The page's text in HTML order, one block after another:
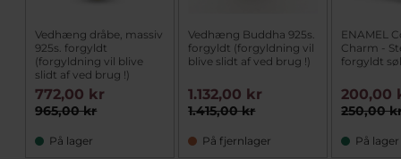
Vedhæng dråbe, massiv
925s. forgyldt
(forgyldning vil blive
slidt af ved brug !)
965,00 kr
772,00 kr
På lager
Vedhæng Buddha 925s.
forgyldt (forgyldning vil
blive slidt af ved brug !)
1.415,00 kr
1.132,00 kr
På fjernlager
ENAMEL
Charm -
forgyldt
250,00
200,00
På lager